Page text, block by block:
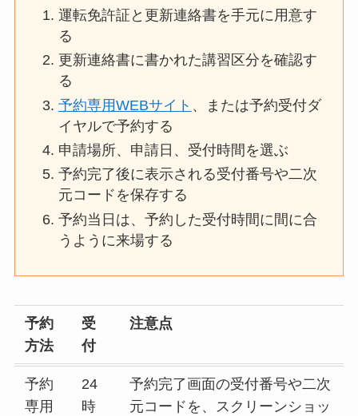
運転免許証と更新連絡書を手元に用意す
る
更新連絡書に書かれた講習区分を確認す
る
予約専用WEBサイト 、または予約受付ダ
イヤルで予約する
申請場所、申請日、受付時間を選ぶ
予約完了後に表示される受付番号や二次
元コードを保存する
予約当日は、予約した受付時間に間に合
うように来場する
予約
方法
受
付
注意点
予約
専用
24
時
予約完了画面の受付番号や二次
元コードを、スクリーンショッ